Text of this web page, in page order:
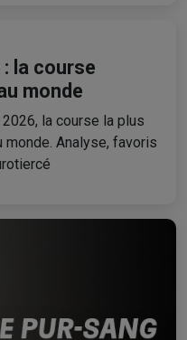
: la course
monde
la course la plus
Analyse, favoris